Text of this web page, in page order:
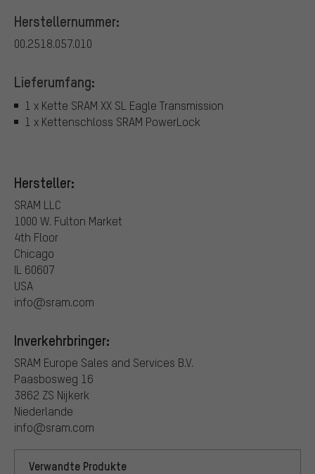
Herstellernummer:
00.2518.057.010
Lieferumfang:
1 x Kette SRAM XX SL Eagle Transmission
1 x Kettenschloss SRAM PowerLock
Hersteller:
SRAM LLC
1000 W. Fulton Market
4th Floor
Chicago
IL 60607
USA
info@sram.com
Inverkehrbringer:
SRAM Europe Sales and Services B.V.
Paasbosweg 16
3862 ZS Nijkerk
Niederlande
info@sram.com
Verwandte Produkte